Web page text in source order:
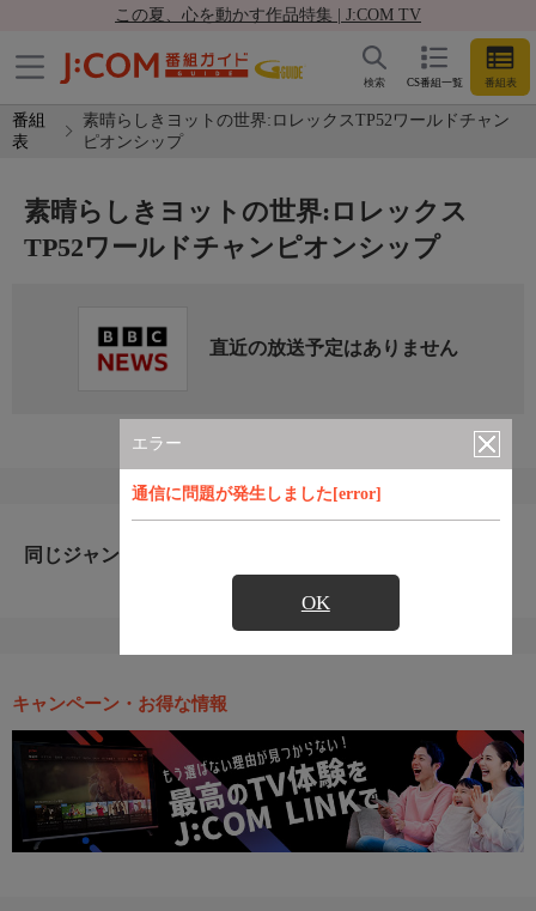
この夏、心を動かす作品特集 | J:COM TV
CS番組一覧 番組表
検索
番組
表
素晴らしきヨットの世界:ロレックスTP52ワールドチャン
ピオンシップ
エラー
通信に問題が発生しました[error]
OK
素晴らしきヨットの世界:ロレックス
TP52ワールドチャンピオンシップ
直近の放送予定はありません
同じジャンルのおすすめ番組
キャンペーン・お得な情報